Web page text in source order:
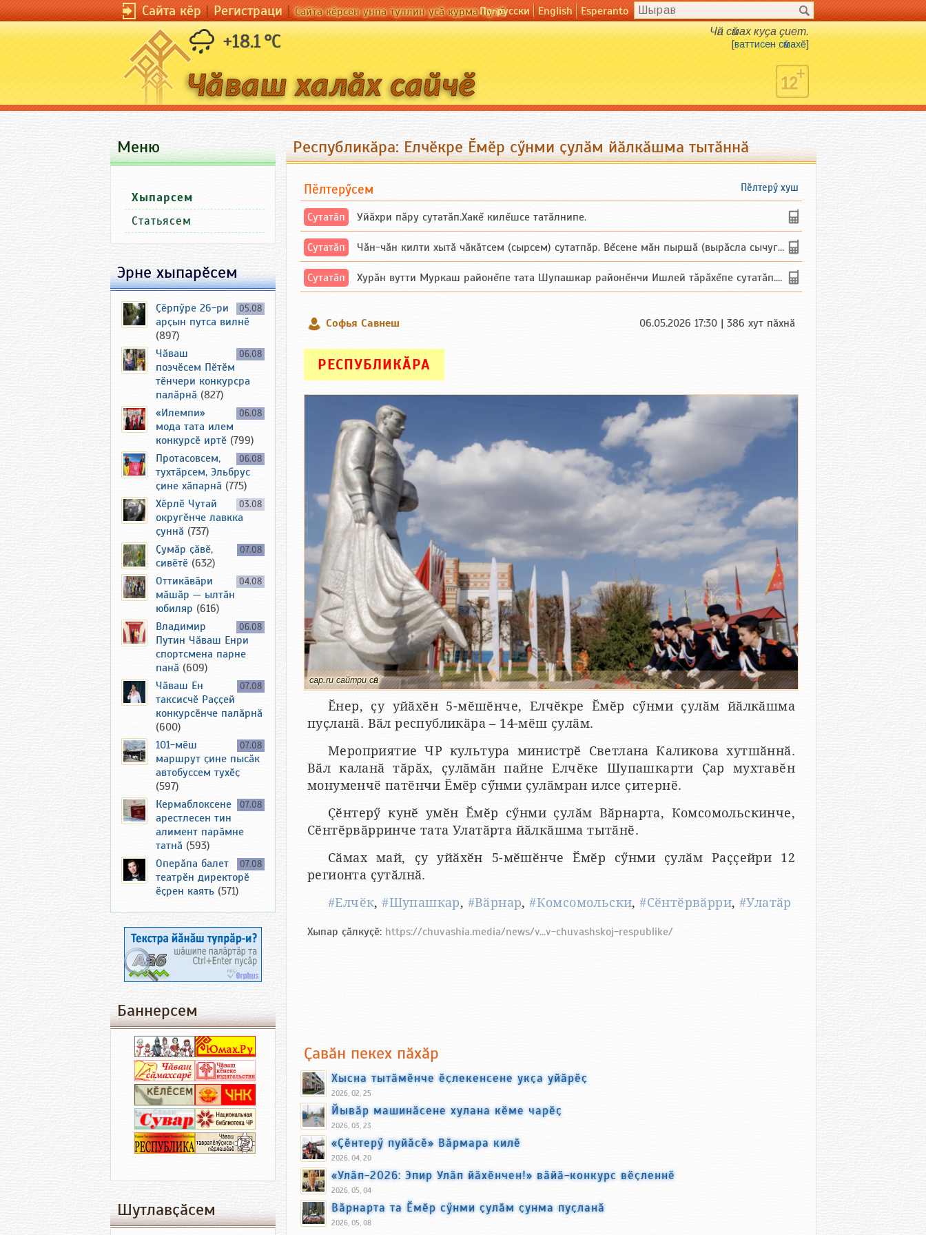
Сайта кӗр|Регистраци|Сайта кӗрсен унпа туллин усӑ курма пулӗПо-русски English Esperanto
+18.1 °C Чӑн сӑмах куҫа ҫиет.
[ваттисен сӑмахӗ]
Республикӑра: Елчӗкре Ӗмӗр сӳнми ҫулӑм йӑлкӑшма тытӑннӑ
Пӗлтерӳ хуш
Пӗлтерӳсем
Сутатӑп Уйăхри пăру сутатăп.Хакĕ килĕшсе татăлнипе.
Сутатӑп Чăн-чăн килти хытă чăкăтсем (сырсем) сутатпăр. Вĕсене мăн пыршă (вырăсла сычуг) ...
Сутатӑп Хурăн вутти Муркаш районĕпе тата Шупашкар районĕнчи Ишлей тăрăхĕпе сутатăп. Ха...
Софья Савнеш 06.05.2026 17:30 | 386 хут пӑхнӑ
РЕСПУБЛИКӐРА
cap.ru сайтри сӑн
Ӗнер, ҫу уйӑхӗн 5-мӗшӗнче, Елчӗкре Ӗмӗр сӳнми ҫулӑм йӑлкӑшма
пуҫланӑ. Вӑл республикӑра – 14-мӗш ҫулӑм.
Мероприятие ЧР культура министрӗ Светлана Каликова хутшӑннӑ.
Вӑл каланӑ тӑрӑх, ҫулӑмӑн пайне Елчӗке Шупашкарти Ҫар мухтавӗн
монуменчӗ патӗнчи Ӗмӗр сӳнми ҫулӑмран илсе ҫитернӗ.
Ҫӗнтерӳ кунӗ умӗн Ӗмӗр сӳнми ҫулӑм Вӑрнарта, Комсомольскинче,
Сӗнтӗрвӑрринче тата Улатӑрта йӑлкӑшма тытӑнӗ.
Сӑмах май, ҫу уйӑхӗн 5-мӗшӗнче Ӗмӗр сӳнми ҫулӑм Раҫҫейри 12
регионта ҫутӑлнӑ.
#Елчӗк,#Шупашкар, #Вӑрнар,#Комсомольски,#Сӗнтӗрвӑрри, #Улатӑр
Хыпар ҫӑлкуҫӗ: https://chuvashia.media/news/v...v-chuvashskoj-respublike/
Ҫавӑн пекех пӑхӑр
Хысна тытӑмӗнче ӗҫлекенсене укҫа уйӑрӗҫ
2026, 02, 25
Йывӑр машинӑсене хулана кӗме чарӗҫ
2026, 03, 23
«Ҫӗнтерӳ пуйӑсӗ» Вӑрмара килӗ
2026, 04, 20
«Улӑп-2026: Эпир Улӑп йӑхӗнчен!» вӑйӑ-конкурс вӗҫленнӗ
2026, 05, 04
Вӑрнарта та Ӗмӗр сӳнми ҫулӑм ҫунма пуҫланӑ
2026, 05, 08
Меню
Хыпарсем
Статьясем
Эрне хыпарӗсем
05.08
Ҫӗрпӳре 26-ри
арҫын путса вилнӗ
(897)
06.08
Чӑваш
поэчӗсем Пӗтӗм
тӗнчери конкурсра
палӑрнӑ (827)
06.08
«Илемпи»
мода тата илем
конкурсӗ иртӗ (799)
06.08
Протасовсем,
тухтӑрсем, Эльбрус
ҫине хӑпарнӑ (775)
03.08
Хӗрлӗ Чутай
округӗнче лавкка
ҫуннӑ (737)
07.08
Ҫумӑр ҫӑвӗ,
сивӗтӗ (632)
04.08
Оттикӑвӑри
мӑшӑр — ылтӑн
юбиляр (616)
06.08
Владимир
Путин Чӑваш Енри
спортсмена парне
панӑ (609)
07.08
Чӑваш Ен
таксисчӗ Раҫҫей
конкурсӗнче палӑрнӑ
(600)
07.08
101-мӗш
маршрут ҫине пысӑк
автобуссем тухӗҫ
(597)
07.08
Кермаблоксене
арестлесен тин
алимент парӑмне
татнӑ (593)
07.08
Оперӑпа балет
театрӗн директорӗ
ӗҫрен каять (571)
Баннерсем
Шутлавҫӑсем